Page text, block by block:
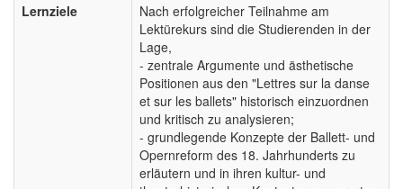
Lernziele
Nach erfolgreicher Teilnahme am
Lektürekurs sind die Studierenden in der
Lage,
- zentrale Argumente und ästhetische
Positionen aus den "Lettres sur la danse
et sur les ballets" historisch einzuordnen
und kritisch zu analysieren;
- grundlegende Konzepte der Ballett- und
Opernreform des 18. Jahrhunderts zu
erläutern und in ihren kultur- und